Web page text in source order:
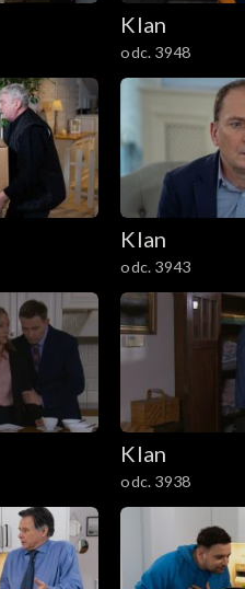
Klan
odc. 3948
Klan
odc. 3943
Klan
odc. 3938